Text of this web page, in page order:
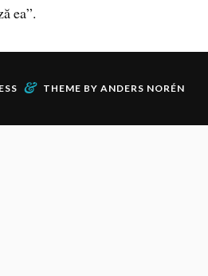
ea”.
& THEME BY ANDERS NORÉN